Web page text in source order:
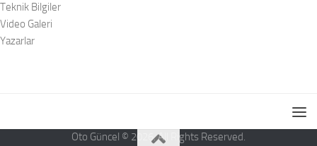
Teknik Bilgiler
Video Galeri
Yazarlar
Oto Güncel © 2026. All Rights Reserved.